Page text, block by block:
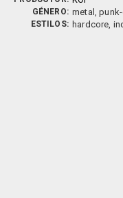
GÉNERO: metal,
ESTILOS: hardcore,